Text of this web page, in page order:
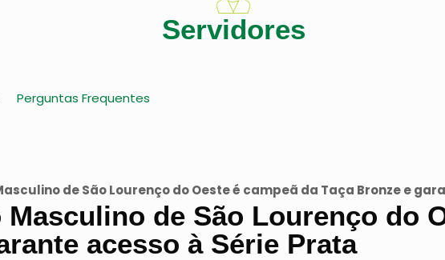
Servidores
Perguntas Frequentes
de São Lourenço do Oeste é campeã da Taça Bronze e
de São Lourenço do
acesso à Série Prata